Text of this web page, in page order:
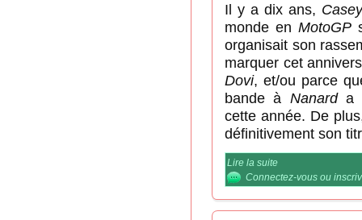
Il y a dix ans,
monde enMotoGP
organisait son
marquer cet
Dovi, et/ou parce
bande à Nanarda
cette année. De
définitivement son
Lire la suite
septembre 2017
Connectez-vous ou